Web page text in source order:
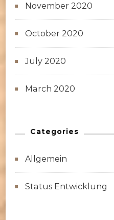
November 2020
October 2020
July 2020
March 2020
Categories
Allgemein
Status Entwicklung